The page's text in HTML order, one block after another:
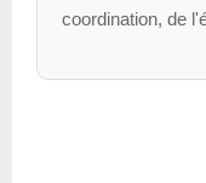
coordination, de